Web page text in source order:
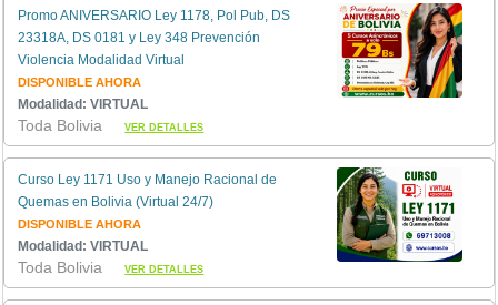
Promo ANIVERSARIO Ley 1178, Pol Pub, DS
23318A, DS 0181 y Ley 348 Prevención
Violencia Modalidad Virtual
DISPONIBLE AHORA
Modalidad: VIRTUAL
Toda BoliviaVER DETALLES
Curso Ley 1171 Uso y Manejo Racional de
Quemas en Bolivia (Virtual 24/7)
DISPONIBLE AHORA
Modalidad: VIRTUAL
Toda BoliviaVER DETALLES